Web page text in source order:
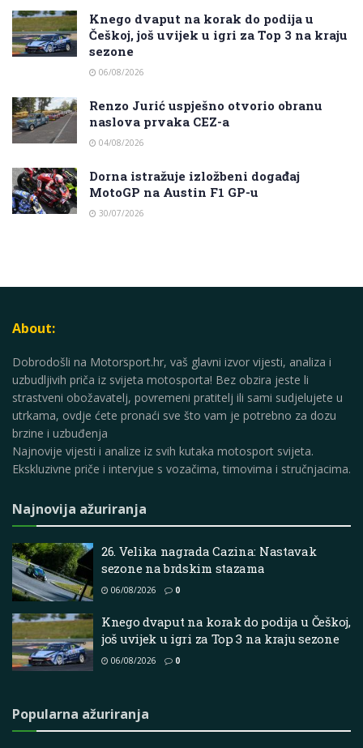
Knego dvaput na korak do podija u
Češkoj, još uvijek u igri za Top 3 na kraju
sezone
06/08/2026
Renzo Jurić uspješno otvorio obranu
naslova prvaka CEZ-a
04/08/2026
Dorna istražuje izložbeni događaj
MotoGP na Austin F1 GP-u
30/07/2026
About:
Dobrodošli na Motorsport.hr, vaš glavni izvor vijesti, analiza i
uzbudljivih priča iz svijeta motosporta! Bez obzira jeste li
strastveni obožavatelj, povremeni pratitelj ili sami sudjelujete u
utrkama, ovdje ćete pronaći sve što vam je potrebno za dozu
brzine i uzbuđenja
Najnovije vijesti i analize iz svih kutaka motosport svijeta.
Ekskluzivne priče i intervjue s vozačima, timovima i stručnjacima.
Najnovija ažuriranja
26. Velika nagrada Cazina: Nastavak
sezone na brdskim stazama
06/08/2026 0
Knego dvaput na korak do podija u Češkoj,
još uvijek u igri za Top 3 na kraju sezone
06/08/2026 0
Popularna ažuriranja